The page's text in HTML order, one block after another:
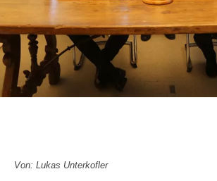
Von: Lukas Unterkofler